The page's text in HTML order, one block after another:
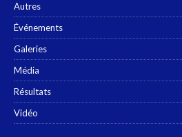
Autres
Événements
Galeries
Média
Résultats
Vidéo